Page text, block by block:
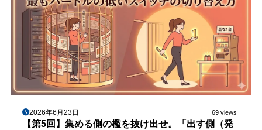
2026年6月23日 69 views
【第5回】集める側の檻を抜け出せ。「出す側（発